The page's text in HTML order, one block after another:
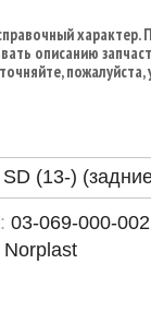
характер.
описанию
(13-)
03-069-000-
Norplast